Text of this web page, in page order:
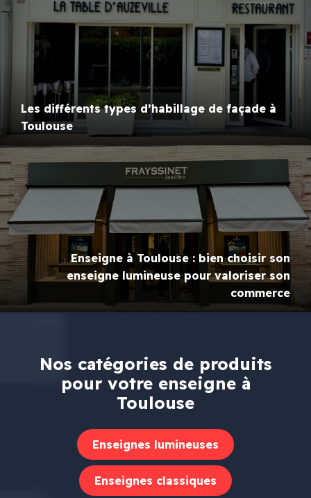
Les différents types d’habillage de façade à
Toulouse
Enseigne à Toulouse : bien choisir son
enseigne lumineuse pour valoriser son
commerce
Nos catégories de produits
pour votre enseigne à
Toulouse
Enseignes lumineuses
Enseignes classiques